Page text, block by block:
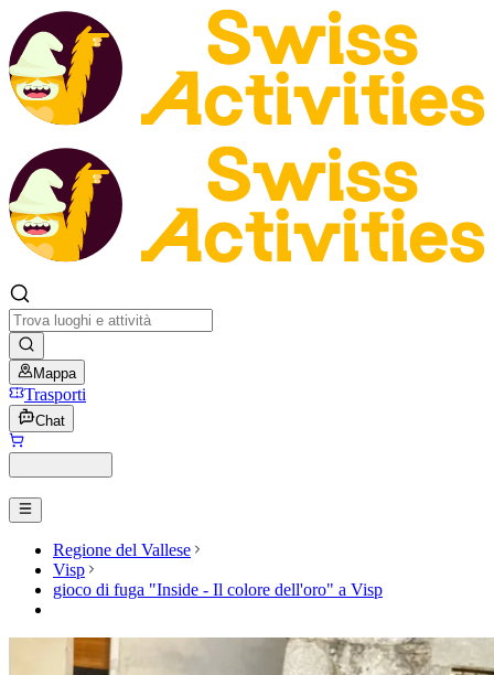
Mappa
Trasporti
Chat
Regione del Vallese
Visp
gioco di fuga "Inside - Il colore dell'oro" a Visp